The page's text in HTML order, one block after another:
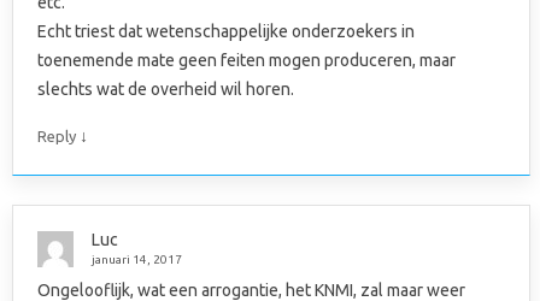
Echt triest dat wetenschappelijke onderzoekers in
toenemende mate geen feiten mogen produceren, maar
slechts wat de overheid wil horen.
Reply ↓
Luc
januari 14, 2017
Ongelooflijk, wat een arrogantie, het KNMI, zal maar weer